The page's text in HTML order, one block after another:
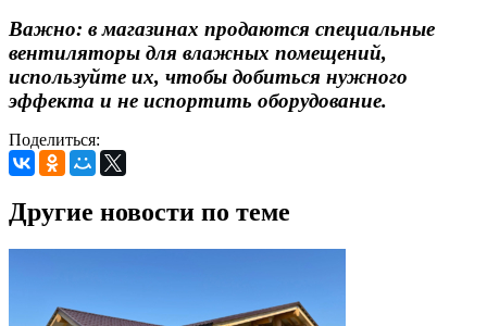
Важно: в магазинах продаются специальные
вентиляторы для влажных помещений,
используйте их, чтобы добиться нужного
эффекта и не испортить оборудование.
Поделиться:
Другие новости по теме